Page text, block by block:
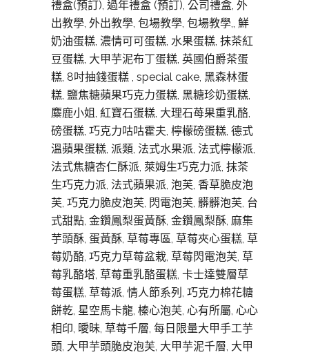
禮盒(預訂), 過年禮盒 (預訂), 公司禮盒, 外
出教學, 外出教學, 包場教學, 包場教學,, 鮮
奶油蛋糕, 濃情可可蛋糕, 水果蛋糕, 抹茶紅
豆蛋糕, 大甲芋泥布丁蛋糕, 英國伯爵茶蛋
糕, 8吋抽錢蛋糕 , special cake, 黑森林蛋
糕, 鹽焦糖蘋果巧克力蛋糕, 黑糖珍奶蛋糕,
麋鹿小姐, 紅寶石蛋糕, 大理石苺果重乳酪,
磅蛋糕, 巧克力咕咕霍夫, 檸檬磅蛋糕, 德式
溫蘋果蛋糕, 派類, 法式水果派, 法式檸檬派,
法式焦糖杏仁酥派, 萊姆生巧克力派, 抹茶
生巧克力派, 法式蘋果派, 泡芙, 香草脆皮泡
芙, 巧克力脆皮泡芙, 閃電泡芙, 髒髒泡芙, 台
式甜點, 金鑽鳳梨蛋黃酥, 金鑽鳳梨酥, 麻集
芋頭酥, 蛋黃酥, 草莓專區, 草莓夾心蛋糕, 草
莓奶酪, 巧克力草莓盆栽, 草莓閃電泡芙, 草
莓乳酪塔, 草莓重乳酪蛋糕, 卡士達雙層草
莓蛋糕, 草莓派, 情人節系列, 巧克力棉花糖
餅乾, 星空馬卡龍, 榛心泡芙, 心有所屬, 心心
相印, 曖昧, 草莓千層, 每日限量大甲手工芋
頭, 大甲芋頭脆皮泡芙, 大甲芋泥千層, 大甲